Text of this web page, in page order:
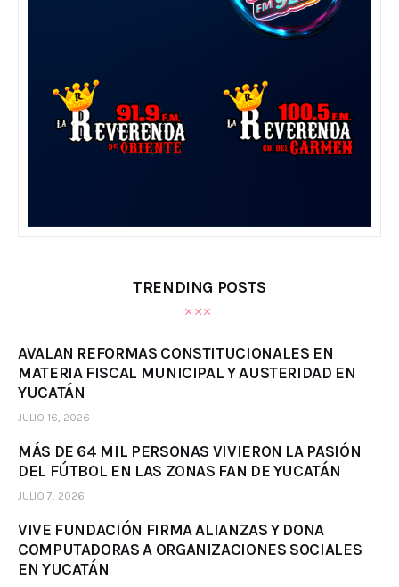
TRENDING POSTS
AVALAN REFORMAS CONSTITUCIONALES EN
MATERIA FISCAL MUNICIPAL Y AUSTERIDAD EN
YUCATÁN
JULIO 16, 2026
MÁS DE 64 MIL PERSONAS VIVIERON LA PASIÓN
DEL FÚTBOL EN LAS ZONAS FAN DE YUCATÁN
JULIO 7, 2026
VIVE FUNDACIÓN FIRMA ALIANZAS Y DONA
COMPUTADORAS A ORGANIZACIONES SOCIALES
EN YUCATÁN